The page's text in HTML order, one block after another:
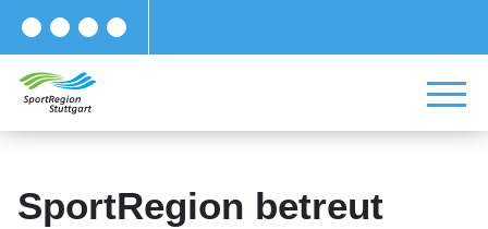
SportRegion betreut